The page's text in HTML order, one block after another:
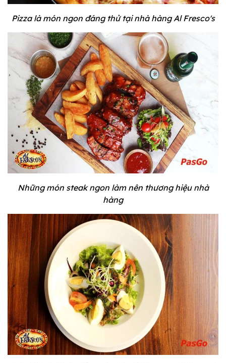
Pizza là món ngon đáng thử tại nhà hàng Al Fresco's
Những món steak ngon làm nên thương hiệu nhà
hàng